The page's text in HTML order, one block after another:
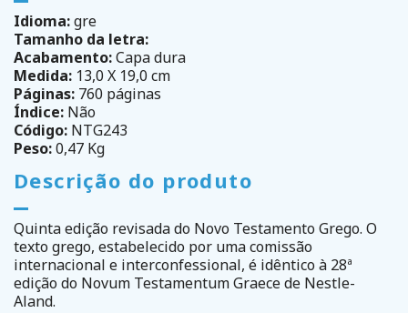
Idioma:gre
Tamanho da letra:
Acabamento:Capa dura
Medida: 13,0 X 19,0 cm
Páginas: 760 páginas
Índice: Não
Código: NTG243
Peso:0,47 Kg
Descrição do produto
Quinta edição revisada do Novo Testamento Grego. O
texto grego, estabelecido por uma comissão
internacional e interconfessional, é idêntico à 28ª
edição do Novum Testamentum Graece de Nestle-
Aland.